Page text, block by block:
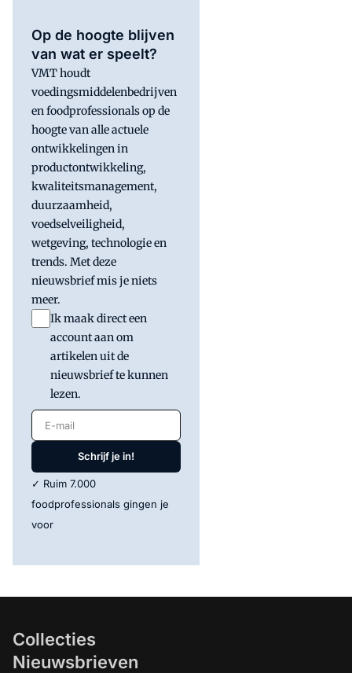
Op de hoogte blijven
van wat er speelt?
VMT houdt
voedingsmiddelenbedrijven
en foodprofessionals op de
hoogte van alle actuele
ontwikkelingen in
productontwikkeling,
kwaliteitsmanagement,
duurzaamheid,
voedselveiligheid,
wetgeving, technologie en
trends. Met deze
nieuwsbrief mis je niets
meer.
Ik maak direct een
account aan om
artikelen uit de
nieuwsbrief te kunnen
lezen.
E-mail
Schrijf je in!
✓ Ruim 7.000
foodprofessionals gingen je
voor
Collecties
Nieuwsbrieven